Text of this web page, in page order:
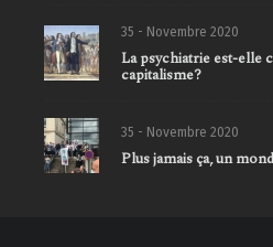
35 - Novembre 2020
La psychiatrie est-elle
capitalisme?
35 - Novembre 2020
Plus jamais ça, un